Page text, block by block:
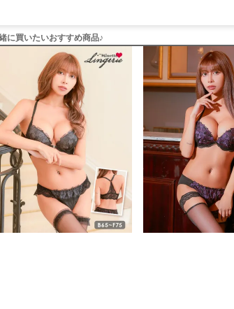
に買いたいおすすめ商品♪